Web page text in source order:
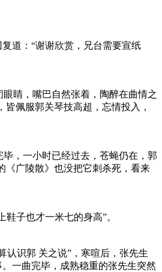
道：“谢谢欣赏，兄台需要宣纸
睛，嘴巴自然张着，陶醉在曲情之
佩服郭关琴技高超，忘情投入，
，一小时已经过去，苍蝇仍在，郭
《广陵散》也没把它刺杀死，看来
子也才一米七的身高”。
认识郭 关之说”，寒喧后，张先生
一曲完毕，成熟稳重的张先生突然